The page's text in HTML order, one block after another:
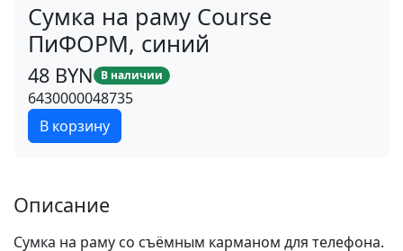
Сумка на раму Course
ПиФОРМ, синий
48 BYN В наличии
6430000048735
В корзину
Описание
Сумка на раму со съёмным карманом для телефона.